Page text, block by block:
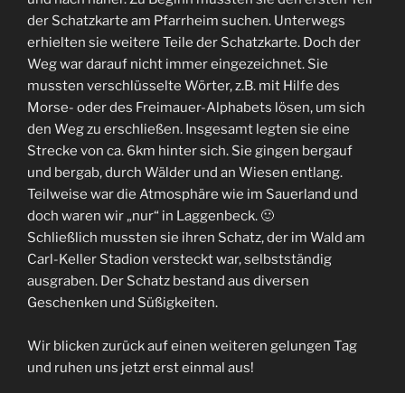
der Schatzkarte am Pfarrheim suchen. Unterwegs
erhielten sie weitere Teile der Schatzkarte. Doch der
Weg war darauf nicht immer eingezeichnet. Sie
mussten verschlüsselte Wörter, z.B. mit Hilfe des
Morse- oder des Freimauer-Alphabets lösen, um sich
den Weg zu erschließen. Insgesamt legten sie eine
Strecke von ca. 6km hinter sich. Sie gingen bergauf
und bergab, durch Wälder und an Wiesen entlang.
Teilweise war die Atmosphäre wie im Sauerland und
doch waren wir „nur“ in Laggenbeck. 🙂
Schließlich mussten sie ihren Schatz, der im Wald am
Carl-Keller Stadion versteckt war, selbstständig
ausgraben. Der Schatz bestand aus diversen
Geschenken und Süßigkeiten.
Wir blicken zurück auf einen weiteren gelungen Tag
und ruhen uns jetzt erst einmal aus!